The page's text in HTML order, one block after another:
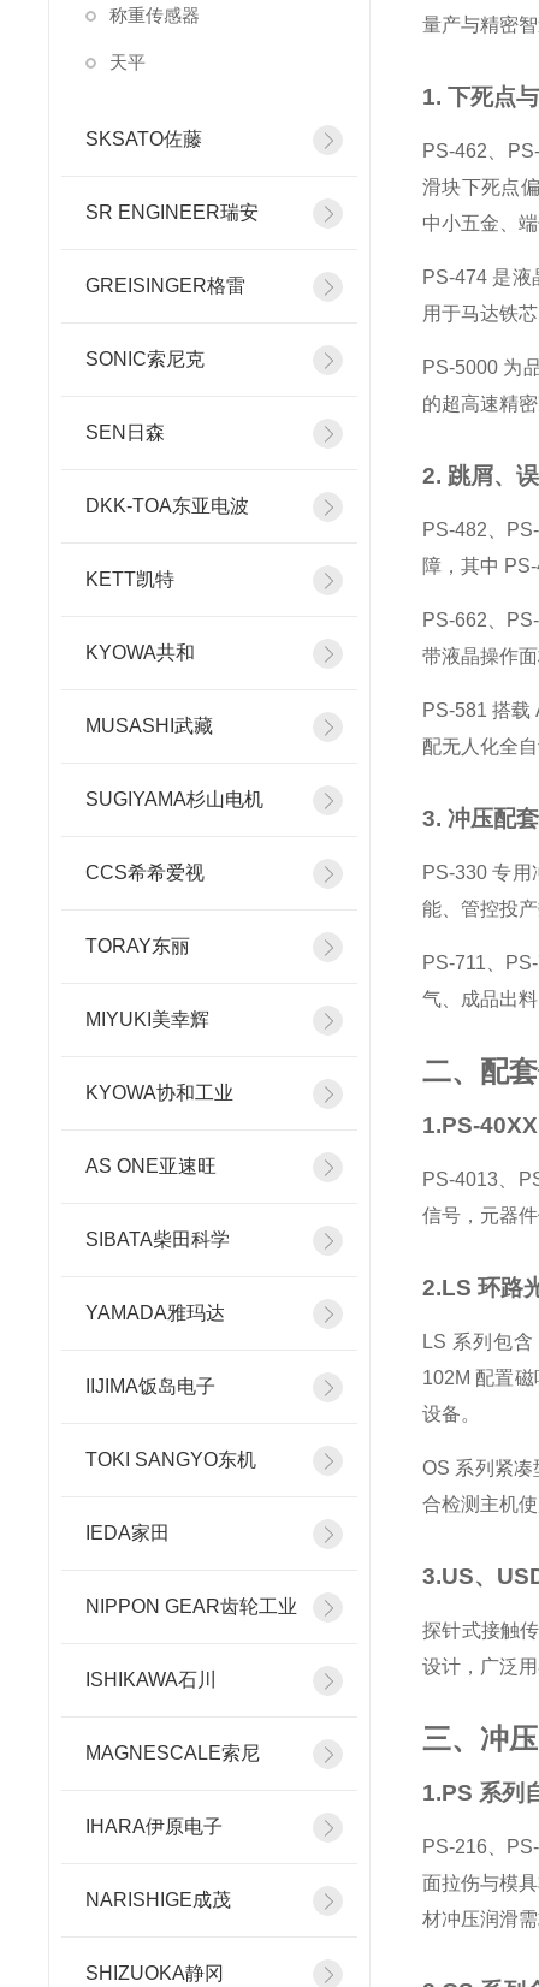
称重传感器
天平
SKSATO佐藤
SR ENGINEER瑞安
GREISINGER格雷
SONIC索尼克
SEN日森
DKK-TOA东亚电波
KETT凯特
KYOWA共和
MUSASHI武藏
SUGIYAMA杉山电机
CCS希希爱视
TORAY东丽
MIYUKI美幸辉
KYOWA协和工业
AS ONE亚速旺
SIBATA柴田科学
YAMADA雅玛达
IIJIMA饭岛电子
TOKI SANGYO东机
IEDA家田
NIPPON GEAR齿轮工业
ISHIKAWA石川
MAGNESCALE索尼
IHARA伊原电子
NARISHIGE成茂
SHIZUOKA静冈
量产与精密
1. 下死点
PS-462、
滑块下死点
中小五金、
PS-474 是
用于马达铁
PS-5000 为
的超高速精
2. 跳屑、
PS-482、
障，其中
PS-662、
带液晶操作
PS-581 搭载
配无人化全
3. 冲压配
PS-330 专
能、管控投
PS-711、
气、成品出
二、配
1.PS-
PS-4013、
信号，元器
2.LS 环路
LS 系列包
102M 配置
设备。
OS 系列紧
合检测主机
3.US、
探针式接触
设计，广泛
三、冲
1.PS 系列
PS-216、
面拉伤与模
材冲压润滑